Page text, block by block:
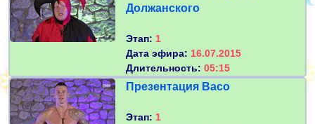
Должанского
Этап: 1
Дата эфира: 16.07.2015
Длительность: 05:15
Презентация Васо
Этап: 1